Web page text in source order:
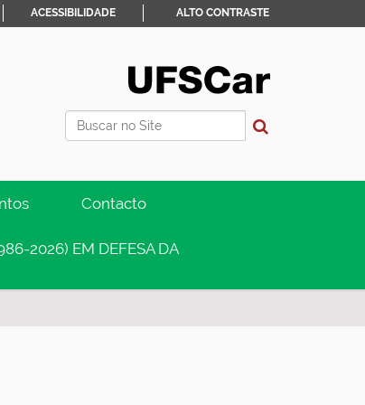
Busca
ACESSIBILIDADE ALTO CONTRASTE
Contacto
2026) EM DEFESA DA